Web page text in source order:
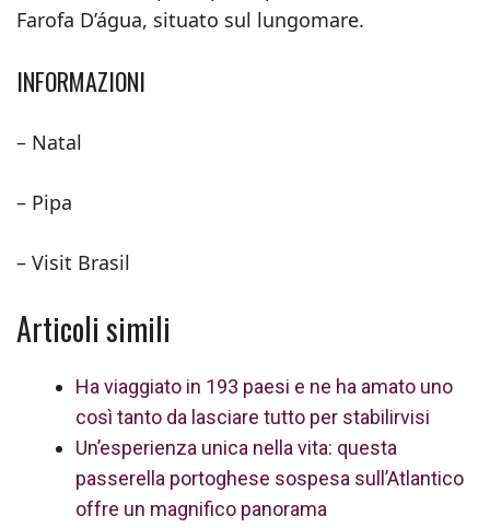
Farofa D’água, situato sul lungomare.
INFORMAZIONI
– Natal
– Pipa
– Visit Brasil
Articoli simili
Ha viaggiato in 193 paesi e ne ha amato uno
così tanto da lasciare tutto per stabilirvisi
Un’esperienza unica nella vita: questa
passerella portoghese sospesa sull’Atlantico
offre un magnifico panorama